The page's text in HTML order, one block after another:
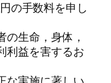
の手数料を申し
の生命，身体，
利益を害するお